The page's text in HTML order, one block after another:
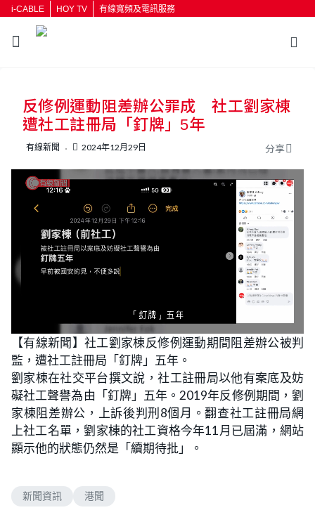
i-CABLE HOY TV 有線寬頻及電訊服務
按輸入鍵開始搜尋
反修例運動阻差辦公罪成 社工劉家棟
遭社工註冊局「釘牌」5年
有線新聞 2024年12月29日 分享
U
n
m
t
e
L
o
a
d
e
d
:
1
.
0
0
%
【有線新聞】社工劉家棟反修例運動期間阻差辦公被判
監，遭社工註冊局「釘牌」五年。
劉家棟在社交平台撰文說，社工註冊局以他有案底及妨
礙社工聲譽為由「釘牌」五年。2019年反修例期間，劉
家棟阻差辦公，上訴後判刑8個月。翻查社工註冊局網
上社工名單，劉家棟的社工資格今年11月已屆滿，網站
顯示他的狀態仍然是「續期待批」。
新聞資訊 港聞